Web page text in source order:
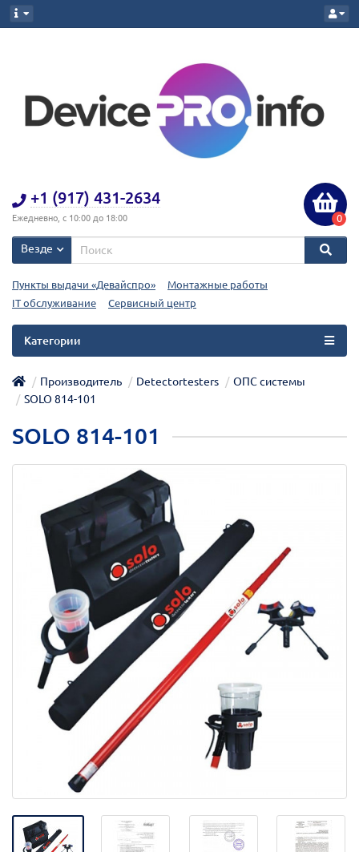
+1 (917) 431-2634
Ежедневно, с 10:00 до 18:00 0
Везде
Пункты выдачи «Девайспро»
Монтажные работы
IT обслуживание
Сервисный центр
Категории
Производитель Detectortesters
ОПС системы
SOLO 814-101
SOLO 814-101